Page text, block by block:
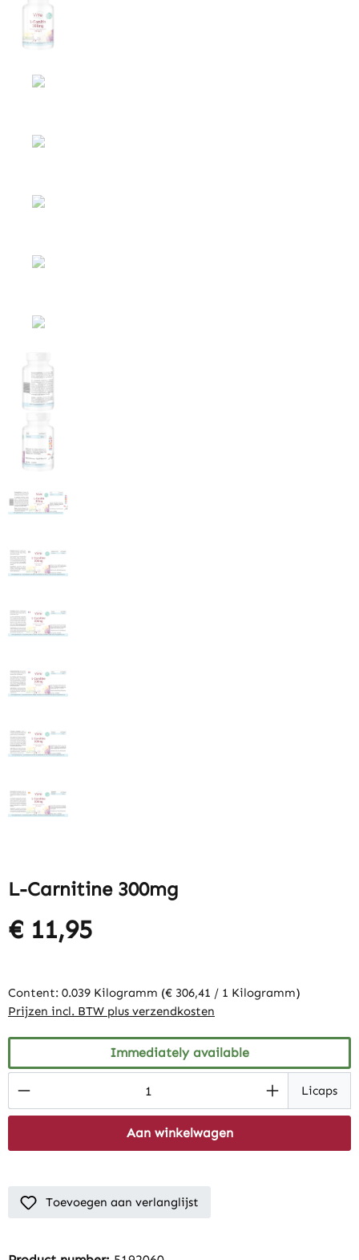
L-Carnitine 300mg
€ 11,95
Content: 0.039 Kilogramm (€ 306,41 / 1 Kilogramm)
Prijzen incl. BTW plus verzendkosten
Immediately available
Product Quantity: Enter the desiredLicaps
Aan winkelwagen
Toevoegen aan verlanglijst